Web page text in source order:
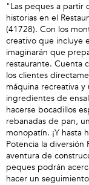
"Las peques a partir
historias en el
(41728). Con los
creativo que incluye
imaginarán que
restaurante. Cuenta
los clientes
máquina recreativa y
ingredientes de
hacerse bocadillos
rebanadas de pan,
monopatín. ¡Y hasta
Potencia la diversión
aventura de
peques podrán
hacer un